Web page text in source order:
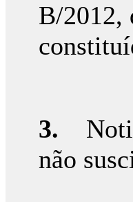
B/2012,
3.
não